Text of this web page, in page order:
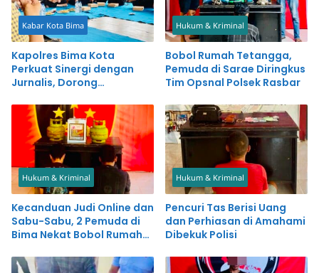
Kabar Kota Bima
Kapolres Bima Kota
Perkuat Sinergi dengan
Jurnalis, Dorong
Kemajuan Daerah
Hukum & Kriminal
Bobol Rumah Tetangga,
Pemuda di Sarae Diringkus
Tim Opsnal Polsek Rasbar
Hukum & Kriminal
Kecanduan Judi Online dan
Sabu-Sabu, 2 Pemuda di
Bima Nekat Bobol Rumah
Hukum & Kriminal
Pencuri Tas Berisi Uang
dan Perhiasan di Amahami
Dibekuk Polisi